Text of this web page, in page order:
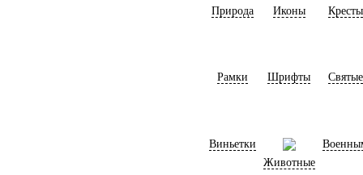
Природа Иконы Кресты
Рамки Шрифты Святые
Виньетки
Животные